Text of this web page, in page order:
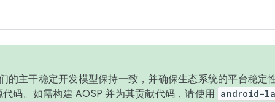
的主干稳定开发模型保持一致，并确保生态系统的平台稳定
码。如需构建 AOSP 并为其贡献代码，请使用 android-